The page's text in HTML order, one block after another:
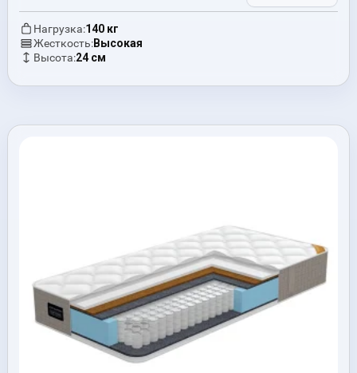
Нагрузка:140 кг
Жесткость:Высокая
Высота:24 см